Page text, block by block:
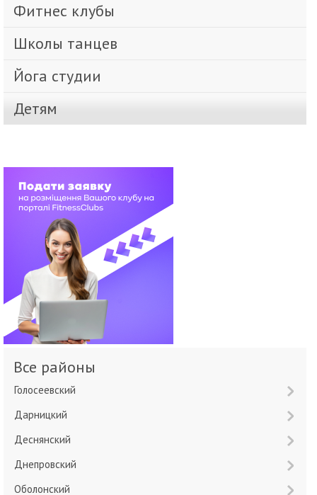
Фитнес клубы
Школы танцев
Йога студии
Детям
Все районы
Голосеевский
Дарницкий
Деснянский
Днепровский
Оболонский